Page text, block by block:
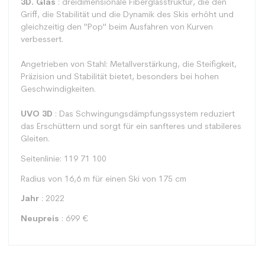
3D. Glas : dreidimensionale Fiberglasstruktur, die den
Griff, die Stabilität und die Dynamik des Skis erhöht und
gleichzeitig den "Pop" beim Ausfahren von Kurven
verbessert.
Angetrieben von Stahl: Metallverstärkung, die Steifigkeit,
Präzision und Stabilität bietet, besonders bei hohen
Geschwindigkeiten.
UVO 3D : Das Schwingungsdämpfungssystem reduziert
das Erschüttern und sorgt für ein sanfteres und stabileres
Gleiten.
Seitenlinie: 119 71 100
Radius von 16,6 m für einen Ski von 175 cm
Jahr : 2022
Neupreis : 699 €